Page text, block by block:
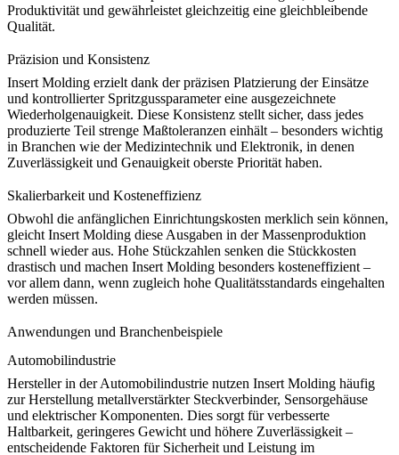
Produktivität und gewährleistet gleichzeitig eine gleichbleibende
Qualität.
Präzision und Konsistenz
Insert Molding erzielt dank der präzisen Platzierung der Einsätze
und kontrollierter Spritzgussparameter eine ausgezeichnete
Wiederholgenauigkeit. Diese Konsistenz stellt sicher, dass jedes
produzierte Teil strenge Maßtoleranzen einhält – besonders wichtig
in Branchen wie derMedizintechnik und Elektronik, in denen
Zuverlässigkeit und Genauigkeit oberste Priorität haben.
Skalierbarkeit und Kosteneffizienz
Obwohl die anfänglichen Einrichtungskosten merklich sein können,
gleicht Insert Molding diese Ausgaben in der Massenproduktion
schnell wieder aus. Hohe Stückzahlen senken die Stückkosten
drastisch und machen Insert Molding besonders kosteneffizient –
vor allem dann, wenn zugleich hohe Qualitätsstandards eingehalten
werden müssen.
Anwendungen und Branchenbeispiele
Automobilindustrie
Hersteller in der Automobilindustrie nutzen Insert Molding häufig
zur Herstellung metallverstärkter Steckverbinder, Sensorgehäuse
und elektrischer Komponenten. Dies sorgt für verbesserte
Haltbarkeit, geringeres Gewicht und höhere Zuverlässigkeit –
entscheidende Faktoren für Sicherheit und Leistung im